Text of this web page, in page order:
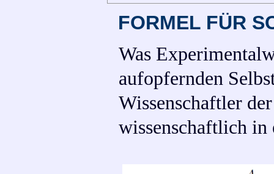
FORMEL FÜR
Was
aufopfernden
Wissenschaftler
wissenschaftlich in